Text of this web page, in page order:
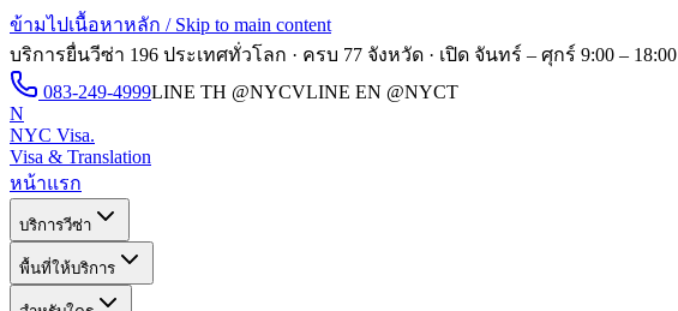
ข้ามไปเนื้อหาหลัก / Skip to main content
บริการยื่นวีซ่า 196 ประเทศทั่วโลก · ครบ 77 จังหวัด · เปิด จันทร์ – ศุกร์ 9:00 – 18:00
083-249-4999LINE TH @NYCVLINE EN @NYCT
N
NYC Visa.
Visa & Translation
หน้าแรก
บริการวีซ่า
พื้นที่ให้บริการ